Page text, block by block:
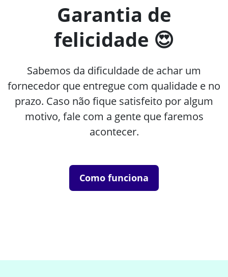
Garantia de
felicidade 😍
Sabemos da dificuldade de achar um
fornecedor que entregue com qualidade e no
prazo. Caso não fique satisfeito por algum
motivo, fale com a gente que faremos
acontecer.
Como funciona